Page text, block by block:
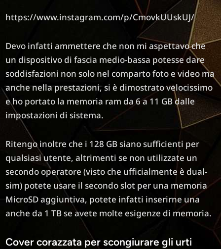
https://www.instagram.com/p/CmovkUUskUJ/
Devo infatti ammettere che non mi aspettavo che
un dispositivo di fascia medio-bassa potesse dare
soddisfazioni non solo nel comparto foto e video ma
anche nella prestazioni, si è dimostrato velocissimo
e ho portato la memoria ram da 6 a 11 GB dalle
impostazioni di sistema.
Ritengo inoltre che i 128 GB siano sufficienti per
qualsiasi utente, altrimenti se non utilizzate un
secondo operatore (visto che ufficialmente è dual-
sim) potete usare il secondo slot per una memoria
MicroSD aggiuntiva, potete infatti inserirne una
anche da 1 TB se avete molte esigenze di memoria.
Cover corazzata per scongiurare gli urti